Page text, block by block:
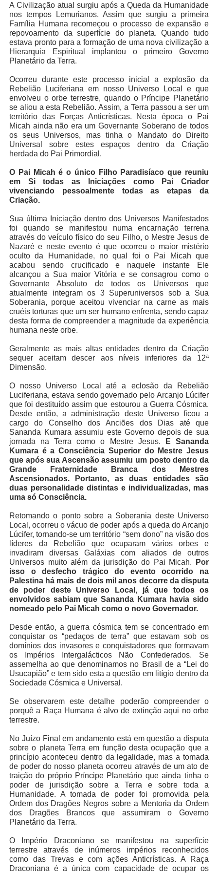
A Civilização atual surgiu após a Queda da Humanidade
nos tempos Lemurianos. Assim que surgiu a primeira
Família Humana recomeçou o processo de expansão e
repovoamento da superfície do planeta. Quando tudo
estava pronto para a formação de uma nova civilização a
Hierarquia Espiritual implantou o primeiro Governo
Planetário da Terra.
Ocorreu durante este processo inicial a explosão da
Rebelião Luciferiana em nosso Universo Local e que
envolveu o orbe terrestre, quando o Príncipe Planetário
se aliou a esta Rebelião. Assim, a Terra passou a ser um
território das Forças Anticrísticas. Nesta época o Pai
Micah ainda não era um Governante Soberano de todos
os seus Universos, mas tinha o Mandato do Direito
Universal sobre estes espaços dentro da Criação
herdada do Pai Primordial.
O Pai Micah é o único Filho Paradisíaco que reuniu
em Si todas as Iniciações como Pai Criador
vivenciando pessoalmente todas as etapas da
Criação.
Sua última Iniciação dentro dos Universos Manifestados
foi quando se manifestou numa encarnação terrena
através do veículo físico do seu Filho, o Mestre Jesus de
Nazaré e neste evento é que ocorreu o maior mistério
oculto da Humanidade, no qual foi o Pai Micah que
acabou sendo crucificado e naquele instante Ele
alcançou a Sua maior Vitória e se consagrou como o
Governante Absoluto de todos os Universos que
atualmente integram os 3 Superuniversos sob a Sua
Soberania, porque aceitou vivenciar na carne as mais
cruéis torturas que um ser humano enfrenta, sendo capaz
desta forma de compreender a magnitude da experiência
humana neste orbe.
Geralmente as mais altas entidades dentro da Criação
sequer aceitam descer aos níveis inferiores da 12ª
Dimensão.
O nosso Universo Local até a eclosão da Rebelião
Luciferiana, estava sendo governado pelo Arcanjo Lúcifer
que foi destituído assim que estourou a Guerra Cósmica.
Desde então, a administração deste Universo ficou a
cargo do Conselho dos Anciões dos Dias até que
Sananda Kumara assumiu este Governo depois de sua
jornada na Terra como o Mestre Jesus.
E Sananda
Kumara é a Consciência Superior do Mestre Jesus
que após sua Ascensão assumiu um posto dentro da
Grande Fraternidade Branca dos Mestres
Ascensionados. Portanto, as duas entidades são
duas personalidade distintas e individualizadas, mas
uma só Consciência.
Retomando o ponto sobre a Soberania deste Universo
Local, ocorreu o vácuo de poder após a queda do Arcanjo
Lúcifer, tornando-se um território “sem dono” na visão dos
líderes da Rebelião que ocuparam vários orbes e
invadiram diversas Galáxias com aliados de outros
Universos muito além da jurisdição do Pai Micah.
Por
isso o desfecho trágico do evento ocorrido na
Palestina há mais de dois mil anos decorre da disputa
de poder deste Universo Local, já que todos os
envolvidos sabiam que Sananda Kumara havia sido
nomeado pelo Pai Micah como o novo Governador.
Desde então, a guerra cósmica tem se concentrado em
conquistar os “pedaços de terra” que estavam sob os
domínios dos invasores e conquistadores que formavam
os Impérios Intergalácticos Não Confederados. Se
assemelha ao que denominamos no Brasil de a “Lei do
Usucapião” e tem sido esta a questão em litígio dentro da
Sociedade Cósmica e Universal.
Se observarem este detalhe poderão compreender o
porquê a Raça Humana é alvo de extinção aqui no orbe
terrestre.
No Juízo Final em andamento está em questão a disputa
sobre o planeta Terra em função desta ocupação que a
princípio aconteceu dentro da legalidade, mas a tomada
de poder do nosso planeta ocorreu através de um ato de
traição do próprio Príncipe Planetário que ainda tinha o
poder de jurisdição sobre a Terra e sobre toda a
Humanidade. A tomada de poder foi promovida pela
Ordem dos Dragões Negros sobre a Mentoria da Ordem
dos Dragões Brancos que assumiram o Governo
Planetário da Terra.
O Império Draconiano se manifestou na superfície
terrestre através de inúmeros impérios reconhecidos
como das Trevas e com ações Anticrísticas. A Raça
Draconiana é a única com capacidade de ocupar os